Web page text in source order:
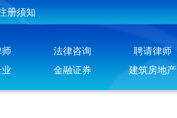
册须知
法律咨询 聘请律师
金融证券 建筑房地产